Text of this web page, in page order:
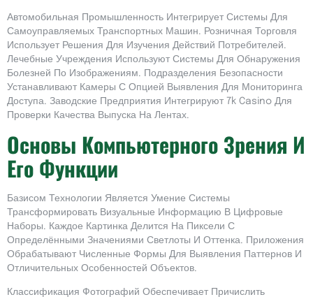
Автомобильная Промышленность Интегрирует Системы Для
Самоуправляемых Транспортных Машин. Розничная Торговля
Использует Решения Для Изучения Действий Потребителей.
Лечебные Учреждения Используют Системы Для Обнаружения
Болезней По Изображениям. Подразделения Безопасности
Устанавливают Камеры С Опцией Выявления Для Мониторинга
Доступа. Заводские Предприятия Интегрируют 7k Casino Для
Проверки Качества Выпуска На Лентах.
Основы Компьютерного Зрения И
Его Функции
Базисом Технологии Является Умение Системы
Трансформировать Визуальные Информацию В Цифровые
Наборы. Каждое Картинка Делится На Пиксели С
Определёнными Значениями Светлоты И Оттенка. Приложения
Обрабатывают Численные Формы Для Выявления Паттернов И
Отличительных Особенностей Объектов.
Классификация Фотографий Обеспечивает Причислить